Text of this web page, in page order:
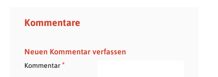
Kommentare
Neuen Kommentar verfassen
Kommentar*